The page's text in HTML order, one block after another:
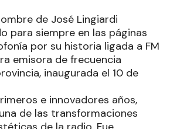
de José Lingiardi
para siempre en las páginas
por su historia ligada a FM
emisora de frecuencia
inaugurada el 10 de
e innovadores años,
de las transformaciones